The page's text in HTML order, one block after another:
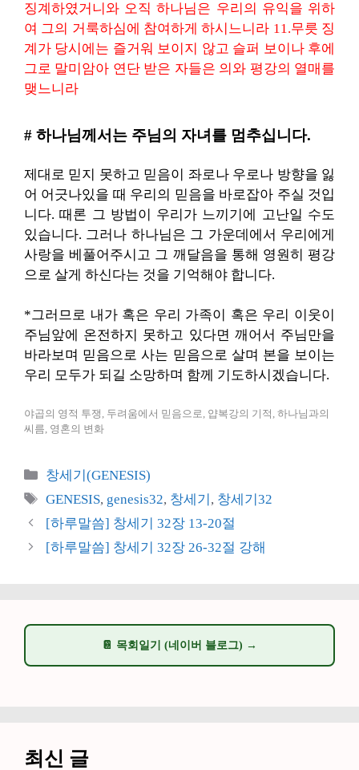
징계하였거니와 오직 하나님은 우리의 유익을 위하
여 그의 거룩하심에 참여하게 하시느니라 11.무릇 징
계가 당시에는 즐거워 보이지 않고 슬퍼 보이나 후에
그로 말미암아 연단 받은 자들은 의와 평강의 열매를
맺느니라
# 하나님께서는 주님의 자녀를 멈추십니다.
제대로 믿지 못하고 믿음이 좌로나 우로나 방향을 잃
어 어긋나있을 때 우리의 믿음을 바로잡아 주실 것입
니다. 때론 그 방법이 우리가 느끼기에 고난일 수도
있습니다. 그러나 하나님은 그 가운데에서 우리에게
사랑을 베풀어주시고 그 깨달음을 통해 영원히 평강
으로 살게 하신다는 것을 기억해야 합니다.
*그러므로 내가 혹은 우리 가족이 혹은 우리 이웃이
주님앞에 온전하지 못하고 있다면 깨어서 주님만을
바라보며 믿음으로 사는 믿음으로 살며 본을 보이는
우리 모두가 되길 소망하며 함께 기도하시겠습니다.
야곱의 영적 투쟁, 두려움에서 믿음으로, 얍복강의 기적, 하나님과의
씨름, 영혼의 변화
카
테
리
창세기(GENESIS)
태
그
GENESIS, genesis32, 창세기 , 창세기32
[하루말씀] 창세기 32장 13-20절
[하루말씀] 창세기 32장 26-32절 강해
📔 목회일기 (네이버 블로그) →
최신 글